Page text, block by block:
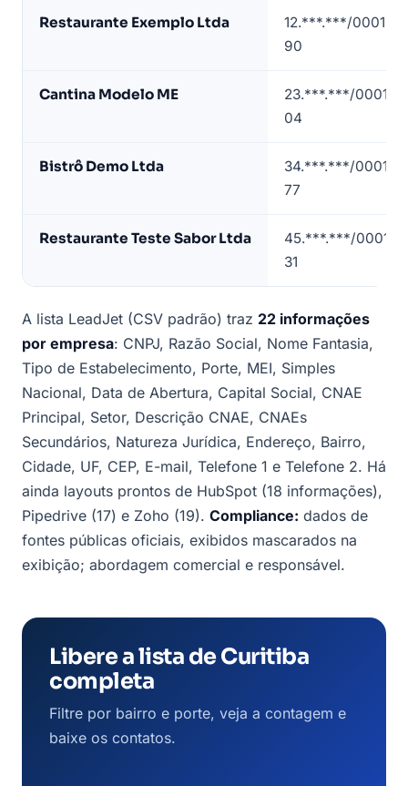
restaurantes
(contatos
Restaurante Exemplo Ltda
12.***.***/0001-
90
Cantina Modelo ME
23.***.***/0001-
04
Bistrô Demo Ltda
34.***.***/0001-
77
Restaurante Teste Sabor Ltda
45.***.***/0001-
31
A lista LeadJet (CSV padrão) traz 22 informações
por empresa: CNPJ, Razão Social, Nome Fantasia,
Tipo de Estabelecimento, Porte, MEI, Simples
Nacional, Data de Abertura, Capital Social, CNAE
Principal, Setor, Descrição CNAE, CNAEs
Secundários, Natureza Jurídica, Endereço, Bairro,
Cidade, UF, CEP, E-mail, Telefone 1 e Telefone 2. Há
ainda layouts prontos de HubSpot (18 informações),
Pipedrive (17) e Zoho (19). Compliance: dados de
fontes públicas oficiais, exibidos mascarados na
exibição; abordagem comercial e responsável.
Libere a lista de Curitiba
completa
Filtre por bairro e porte, veja a contagem e
baixe os contatos.